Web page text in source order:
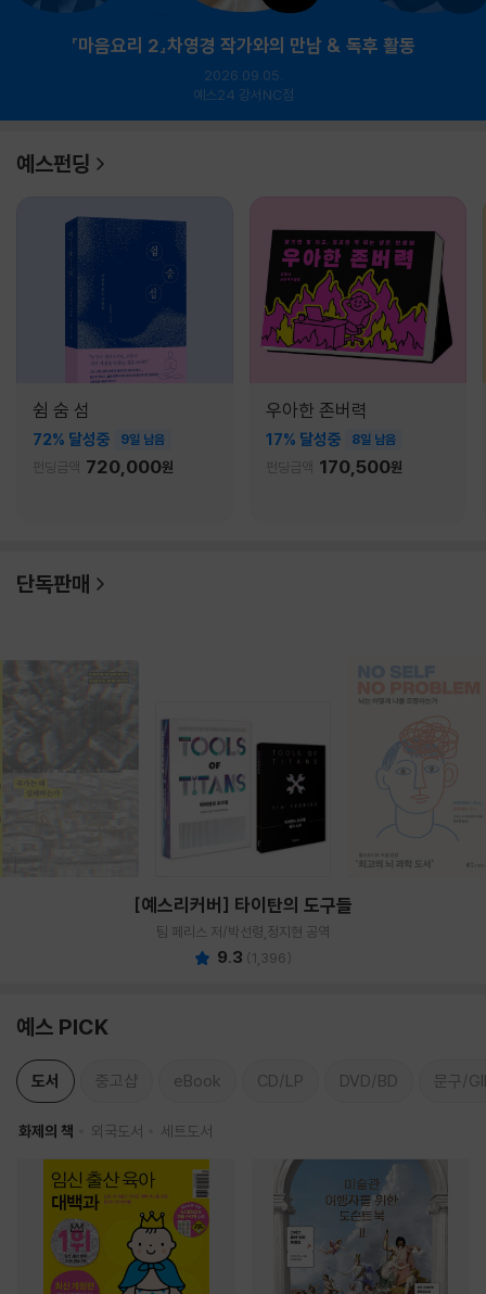
『마음요리 2』차영경 작가와의 만남 & 독후 활동
2026.09.05.
예스24 강서NC점
예스펀딩
쉼 숨 섬
72% 달성중 9일 남음
펀딩금액 720,000원
우아한 존버력
17% 달성중 8일 남음
펀딩금액 170,500원
단독판매
[예스리커버] 타이탄의 도구들
팀 페리스 저/박선령,정지현 공역
9.3 (1,396)
예스 PICK
도서 중고샵 eBook CD/LP DVD/BD 문구/
화제의 책 외국도서 세트도서